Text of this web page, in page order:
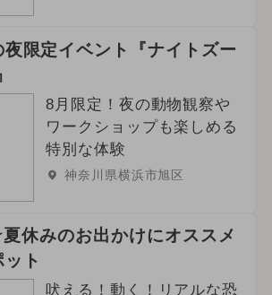
夜限定イベント『ナイトズー
8月限定！夜の動物観察や
ワークショップも楽しめる
特別な体験
神奈川県横浜市旭区
休みのお出かけにオススメ
ト
吠える！動く！リアルな恐